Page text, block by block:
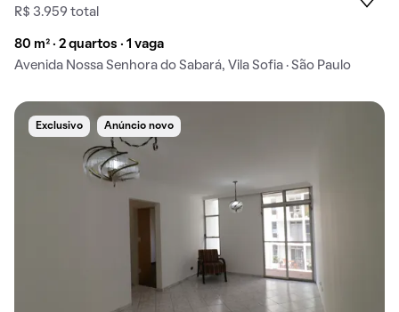
R$ 3.959 total
80 m² · 2 quartos · 1 vaga
Avenida Nossa Senhora do Sabará, Vila Sofia · São Paulo
Exclusivo Anúncio novo